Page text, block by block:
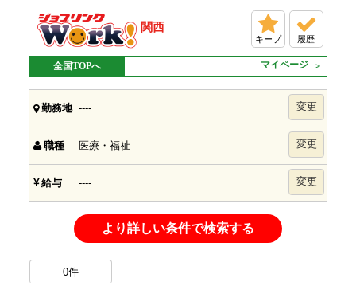
関西
キープ 履歴
全国TOPへ マイページ
勤務地 ---- 変更
職種 医療・福祉 変更
給与 ---- 変更
より詳しい条件で検索する
0件